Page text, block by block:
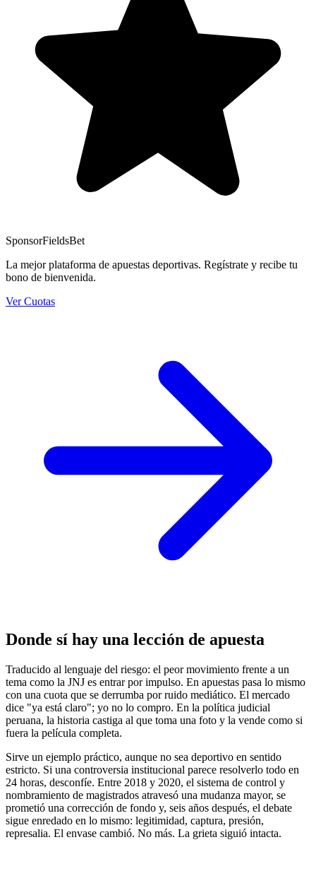
SponsorFieldsBet
La mejor plataforma de apuestas deportivas. Regístrate y recibe tu
bono de bienvenida.
Ver Cuotas
Donde sí hay una lección de apuesta
Traducido al lenguaje del riesgo: el peor movimiento frente a un
tema como la JNJ es entrar por impulso. En apuestas pasa lo mismo
con una cuota que se derrumba por ruido mediático. El mercado
dice "ya está claro"; yo no lo compro. En la política judicial
peruana, la historia castiga al que toma una foto y la vende como si
fuera la película completa.
Sirve un ejemplo práctico, aunque no sea deportivo en sentido
estricto. Si una controversia institucional parece resolverlo todo en
24 horas, desconfíe. Entre 2018 y 2020, el sistema de control y
nombramiento de magistrados atravesó una mudanza mayor, se
prometió una corrección de fondo y, seis años después, el debate
sigue enredado en lo mismo: legitimidad, captura, presión,
represalia. El envase cambió. No más. La grieta siguió intacta.